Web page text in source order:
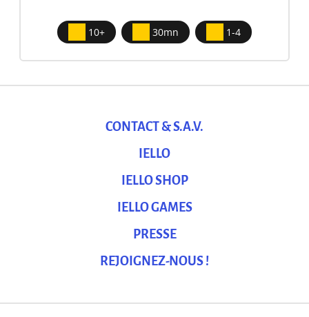
10+ 30mn 1-4
CONTACT & S.A.V.
IELLO
IELLO SHOP
IELLO GAMES
PRESSE
REJOIGNEZ-NOUS !